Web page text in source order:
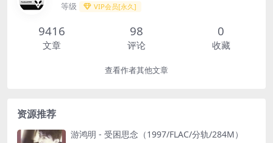
等级 VIP会员[永久]
9416
文章
98
评论
0
收藏
查看作者其他文章
资源推荐
游鸿明 - 受困思念（1997/FLAC/分轨/284M）